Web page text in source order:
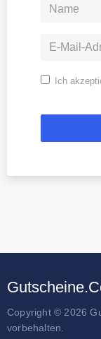
Ich
Copyright © 2026
vorbehalten.